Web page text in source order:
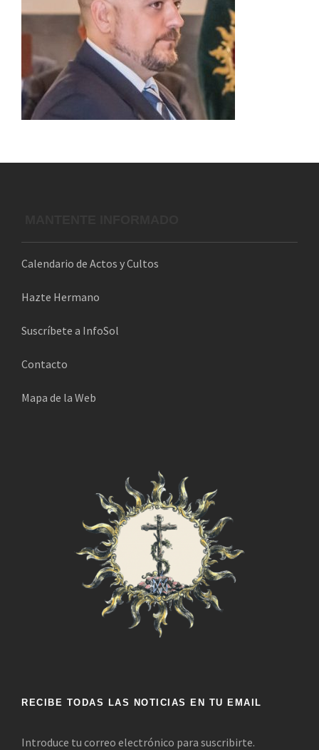
Calendario de Actos y Cultos
Hazte Hermano
Suscríbete a InfoSol
Contacto
Mapa de la Web
RECIBE TODAS LAS NOTICIAS EN TU EMAIL
Introduce tu correo electrónico para suscribirte.